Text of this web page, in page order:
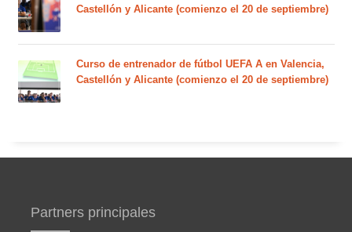
Castellón y Alicante (comienzo el 20 de septiembre)
Curso de entrenador de fútbol UEFA A en Valencia,
Castellón y Alicante (comienzo el 20 de septiembre)
Partners principales